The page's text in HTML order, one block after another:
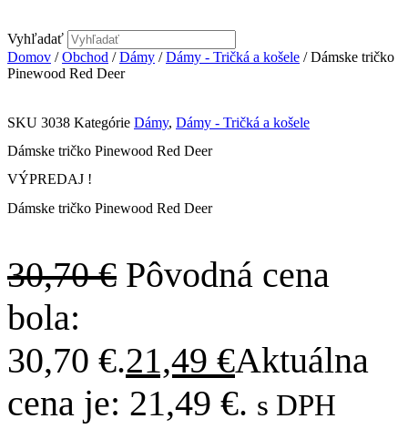
Vyhľadať
Domov /Obchod /Dámy /Dámy - Tričká a košele / Dámske tričko
Pinewood Red Deer
SKU 3038 Kategórie Dámy, Dámy - Tričká a košele
Dámske tričko Pinewood Red Deer
VÝPREDAJ !
Dámske tričko Pinewood Red Deer
30,70€ Pôvodná cena
bola:
30,70 €.21,49 €Aktuálna
cena je: 21,49 €. s DPH